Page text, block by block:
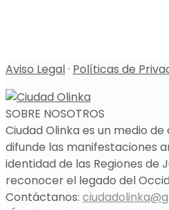
Aviso Legal· Políticas de
SOBRE NOSOTROS
Ciudad Olinka es un medio
difunde las manifestaciones
identidad de las Regiones de
reconocer el legado del
Contáctanos: